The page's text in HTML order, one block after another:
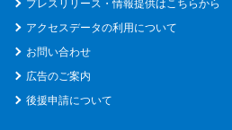
プレスリリース・情報提供はこちらから
アクセスデータの利用について
お問い合わせ
広告のご案内
後援申請について